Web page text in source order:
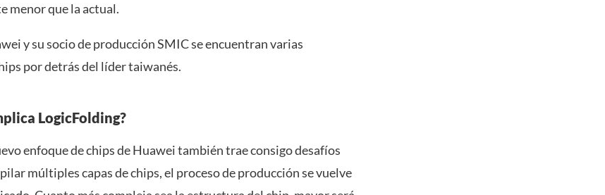
menor que la actual.
y su socio de producción SMIC se encuentran varias
por detrás del líder taiwanés.
LogicFolding?
enfoque de chips de Huawei también trae consigo desafíos
múltiples capas de chips, el proceso de producción se vuelve